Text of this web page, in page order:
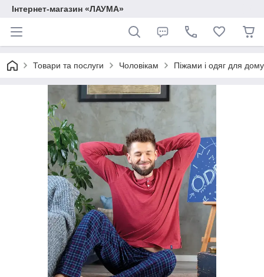
Інтернет-магазин «ЛАУМА»
Товари та послуги Чоловікам Піжами і одяг для дому